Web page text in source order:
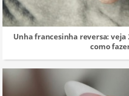
Unha francesinha reversa: veja
como